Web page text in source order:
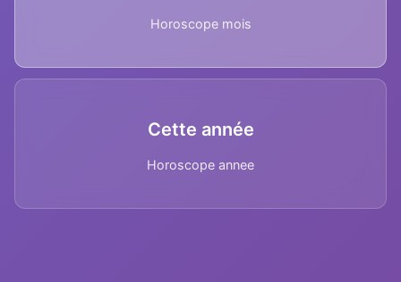
Horoscope mois
Cette année
Horoscope annee